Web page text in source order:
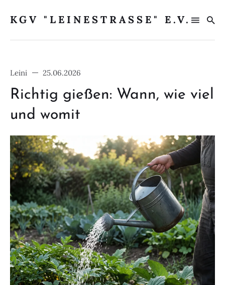
KGV "LEINESTRASSE" E.V.
Search
for
Blog
Leini 25.06.2026
Richtig gießen: Wann, wie viel
und womit